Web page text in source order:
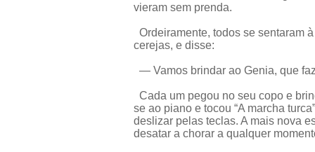
vieram sem prenda.
Ordeiramente, todos se sentaram
cerejas, e disse:
— Vamos brindar ao Genia, que
Cada um pegou no seu copo e
se ao piano e tocou “A marcha
deslizar pelas teclas. A mais nova
desatar a chorar a qualquer